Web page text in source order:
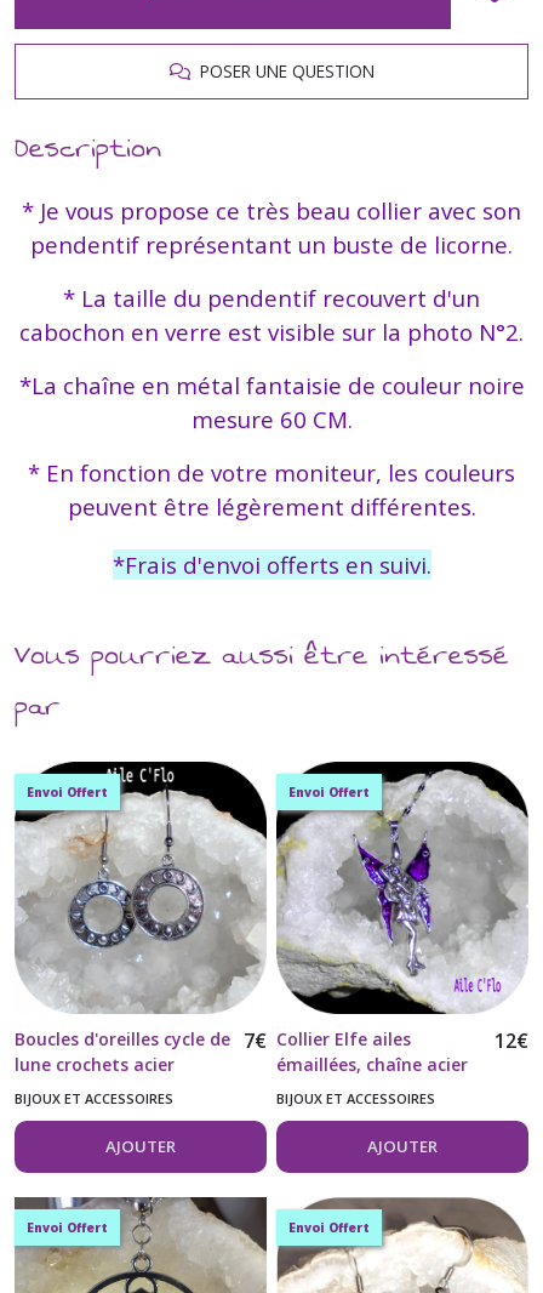
POSER UNE QUESTION
Description
* Je vous propose ce très beau collier avec son
pendentif représentant un buste de licorne.
* La taille du pendentif recouvert d'un
cabochon en verre est visible sur la photo N°2.
*La chaîne en métal fantaisie de couleur noire
mesure 60 CM.
* En fonction de votre moniteur, les couleurs
peuvent être légèrement différentes.
*Frais d'envoi offerts en suivi.
Vous pourriez aussi être intéressé
par
Envoi Offert
Boucles d'oreilles cycle de
lune crochets acier
inoxydable 304
7€
BIJOUX ET ACCESSOIRES
AJOUTER
Envoi Offert
Collier Elfe ailes
émaillées, chaîne acier
inoxydable
12€
BIJOUX ET ACCESSOIRES
AJOUTER
Envoi Offert Envoi Offert